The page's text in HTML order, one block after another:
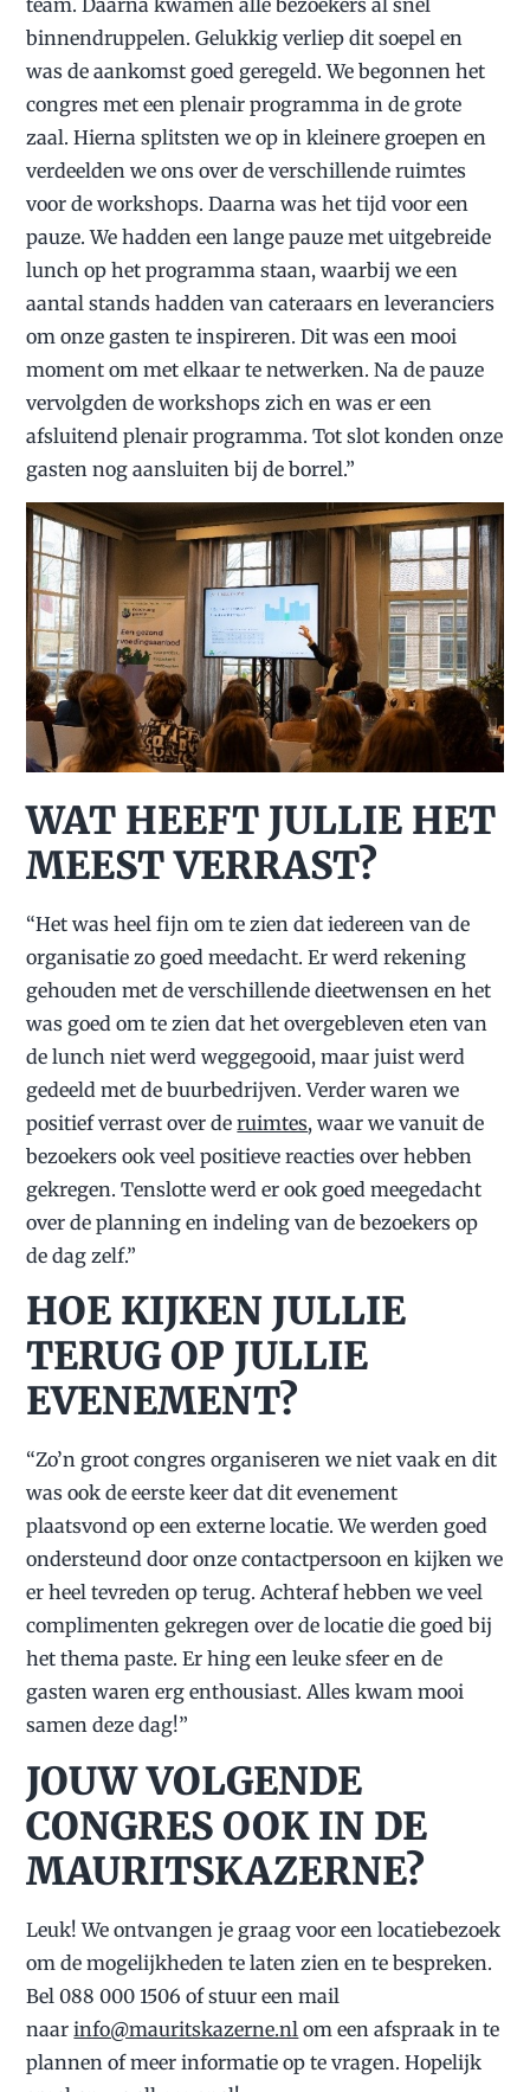
binnendruppelen. Gelukkig verliep dit soepel en
was de aankomst goed geregeld. We begonnen het
congres met een plenair programma in de grote
zaal. Hierna splitsten we op in kleinere groepen en
verdeelden we ons over de verschillende ruimtes
voor de workshops. Daarna was het tijd voor een
pauze. We hadden een lange pauze met uitgebreide
lunch op het programma staan, waarbij we een
aantal stands hadden van cateraars en leveranciers
om onze gasten te inspireren. Dit was een mooi
moment om met elkaar te netwerken. Na de pauze
vervolgden de workshops zich en was er een
afsluitend plenair programma. Tot slot konden onze
gasten nog aansluiten bij de borrel.”
WAT HEEFT JULLIE HET
MEEST VERRAST?
“Het was heel fijn om te zien dat iedereen van de
organisatie zo goed meedacht. Er werd rekening
gehouden met de verschillende dieetwensen en het
was goed om te zien dat het overgebleven eten van
de lunch niet werd weggegooid, maar juist werd
gedeeld met de buurbedrijven. Verder waren we
positief verrast over deruimtes, waar we vanuit de
bezoekers ook veel positieve reacties over hebben
gekregen. Tenslotte werd er ook goed meegedacht
over de planning en indeling van de bezoekers op
de dag zelf.”
HOE KIJKEN JULLIE
TERUG OP JULLIE
EVENEMENT?
“Zo’n groot congres organiseren we niet vaak en dit
was ook de eerste keer dat dit evenement
plaatsvond op een externe locatie. We werden goed
ondersteund door onze contactpersoon en kijken we
er heel tevreden op terug. Achteraf hebben we veel
complimenten gekregen over de locatie die goed bij
het thema paste. Er hing een leuke sfeer en de
gasten waren erg enthousiast. Alles kwam mooi
samen deze dag!”
JOUW VOLGENDE
CONGRES OOK IN DE
MAURITSKAZERNE?
Leuk! We ontvangen je graag voor een locatiebezoek
om de mogelijkheden te laten zien en te bespreken.
Bel 088 000 1506 of stuur een mail
naarinfo@mauritskazerne.nl om een afspraak in te
plannen of meer informatie op te vragen. Hopelijk